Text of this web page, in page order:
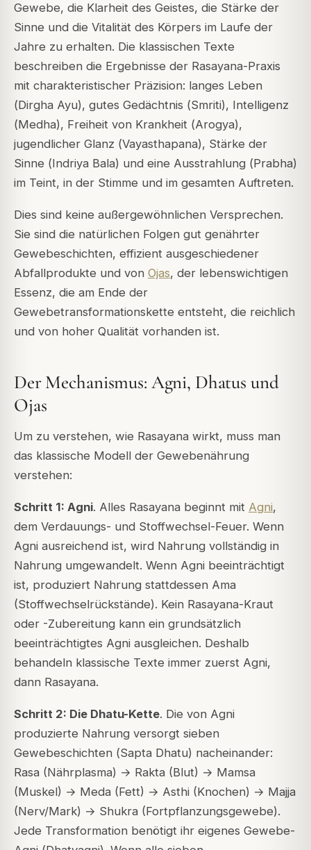
Gewebe, die Klarheit des Geistes, die Stärke der
Sinne und die Vitalität des Körpers im Laufe der
Jahre zu erhalten. Die klassischen Texte
beschreiben die Ergebnisse der Rasayana-Praxis
mit charakteristischer Präzision: langes Leben
(Dirgha Ayu), gutes Gedächtnis (Smriti), Intelligenz
(Medha), Freiheit von Krankheit (Arogya),
jugendlicher Glanz (Vayasthapana), Stärke der
Sinne (Indriya Bala) und eine Ausstrahlung (Prabha)
im Teint, in der Stimme und im gesamten Auftreten.
Dies sind keine außergewöhnlichen Versprechen.
Sie sind die natürlichen Folgen gut genährter
Gewebeschichten, effizient ausgeschiedener
Abfallprodukte und von Ojas, der lebenswichtigen
Essenz, die am Ende der
Gewebetransformationskette entsteht, die reichlich
und von hoher Qualität vorhanden ist.
Der Mechanismus: Agni, Dhatus und
Ojas
Um zu verstehen, wie Rasayana wirkt, muss man
das klassische Modell der Gewebenährung
verstehen:
Schritt 1: Agni. Alles Rasayana beginnt mit Agni,
dem Verdauungs- und Stoffwechsel-Feuer. Wenn
Agni ausreichend ist, wird Nahrung vollständig in
Nahrung umgewandelt. Wenn Agni beeinträchtigt
ist, produziert Nahrung stattdessen Ama
(Stoffwechselrückstände). Kein Rasayana-Kraut
oder -Zubereitung kann ein grundsätzlich
beeinträchtigtes Agni ausgleichen. Deshalb
behandeln klassische Texte immer zuerst Agni,
dann Rasayana.
Schritt 2: Die Dhatu-Kette. Die von Agni
produzierte Nahrung versorgt sieben
Gewebeschichten (Sapta Dhatu) nacheinander:
Rasa (Nährplasma) → Rakta (Blut) → Mamsa
(Muskel) → Meda (Fett) → Asthi (Knochen) → Majja
(Nerv/Mark) → Shukra (Fortpflanzungsgewebe).
Jede Transformation benötigt ihr eigenes Gewebe-